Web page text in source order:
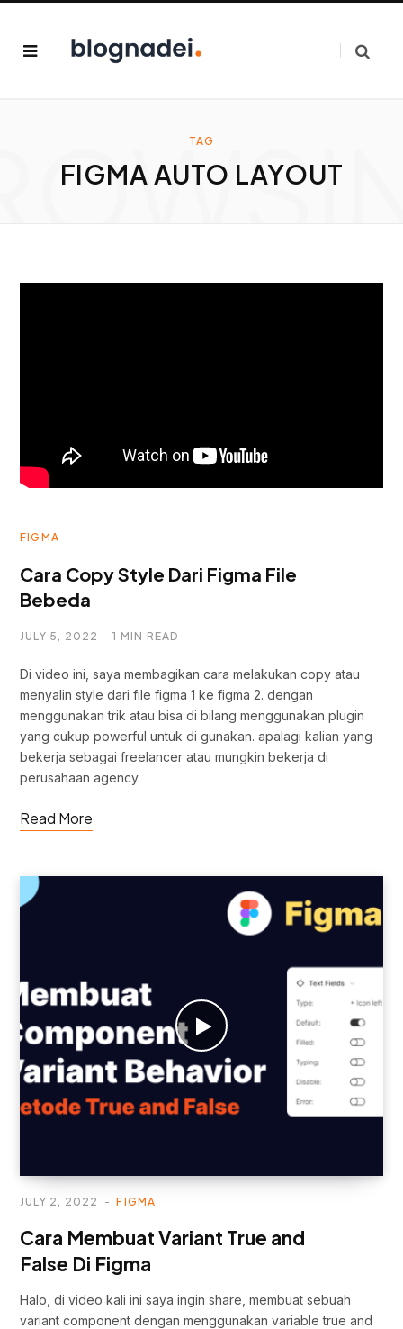
TAG
FIGMA AUTO LAYOUT
FIGMA
Cara Copy Style Dari Figma File
Bebeda
JULY 5, 2022 1 MIN READ
Di video ini, saya membagikan cara melakukan copy atau
menyalin style dari file figma 1 ke figma 2. dengan
menggunakan trik atau bisa di bilang menggunakan plugin
yang cukup powerful untuk di gunakan. apalagi kalian yang
bekerja sebagai freelancer atau mungkin bekerja di
perusahaan agency.
Read More
FIGMA
JULY 2, 2022
Cara Membuat Variant True and
False Di Figma
Halo, di video kali ini saya ingin share, membuat sebuah
variant component dengan menggunakan variable true and